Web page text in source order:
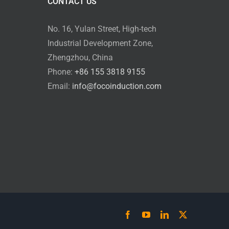
No. 16, Yulan Street, High-tech
Industrial Development Zone,
Zhengzhou, China
Phone: +86 155 3818 9155
Email: info@focoinduction.com
FacebookYouTubeLinkedIn